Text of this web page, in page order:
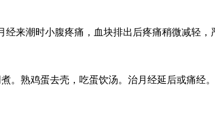
潮时小腹疼痛，血块排出后疼痛稍微减轻，
熟鸡蛋去壳，吃蛋饮汤。治月经延后或痛经。